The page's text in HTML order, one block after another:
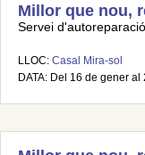
Millor que nou,
Servei
LLOC: Casal Mira-sol
DATA: Del 16 de gener